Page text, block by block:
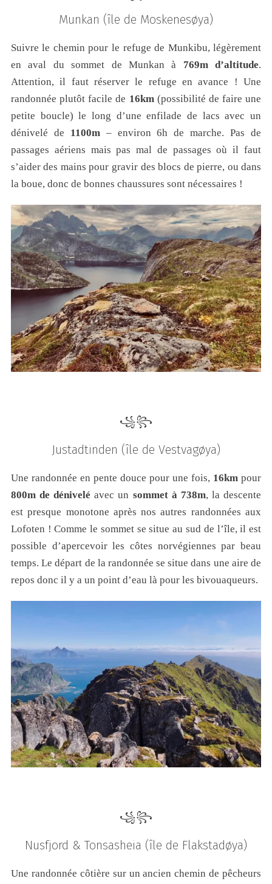
Munkan (île de Moskenesøya)
Suivre le chemin pour le refuge de Munkibu, légèrement
en aval du sommet de Munkan à 769m d’altitude.
Attention, il faut réserver le refuge en avance ! Une
randonnée plutôt facile de 16km (possibilité de faire une
petite boucle) le long d’une enfilade de lacs avec un
dénivelé de 1100m – environ 6h de marche. Pas de
passages aériens mais pas mal de passages où il faut
s’aider des mains pour gravir des blocs de pierre, ou dans
la boue, donc de bonnes chaussures sont nécessaires !
꧁꧂
Justadtinden (île de Vestvagøya)
Une randonnée en pente douce pour une fois, 16kmpour
800m de déniveléavec un sommet à 738m, la descente
est presque monotone après nos autres randonnées aux
Lofoten ! Comme le sommet se situe au sud de l’île, il est
possible d’apercevoir les côtes norvégiennes par beau
temps. Le départ de la randonnée se situe dans une aire de
repos donc il y a un point d’eau là pour les bivouaqueurs.
꧁꧂
Nusfjord & Tonsasheia (île de Flakstadøya)
Une randonnée côtière sur un ancien chemin de pêcheurs